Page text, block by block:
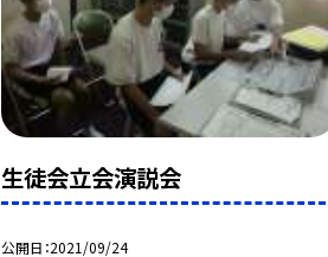
生徒会立会演説会
公開日 2021/09/24